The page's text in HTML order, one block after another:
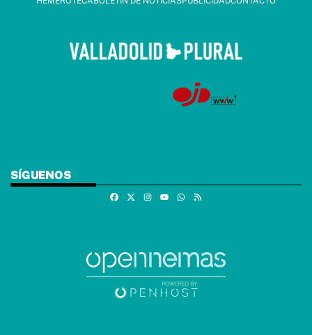
SÍGUENOS
FacebookInstagramWhatsapp